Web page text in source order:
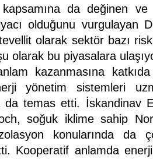
da değinen
olduğunu vurgulayan
olarak sektör bazı
olarak bu piyasalara
kazanmasına
yönetim sistemleri
da temas etti. İskandinav
soğuk iklime sahip
konularında da
Kooperatif anlamda